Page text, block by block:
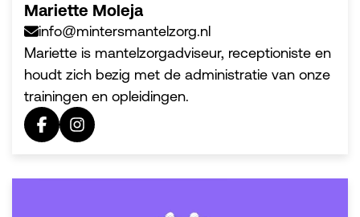
Mariette Moleja
info@mintersmantelzorg.nl
Mariette is mantelzorgadviseur, receptioniste en
houdt zich bezig met de administratie van onze
trainingen en opleidingen.